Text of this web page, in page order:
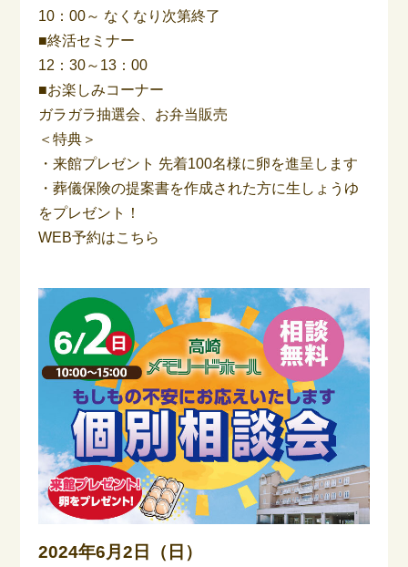
10：00～ なくなり次第終了
■終活セミナー
12：30～13：00
■お楽しみコーナー
ガラガラ抽選会、お弁当販売
＜特典＞
・来館プレゼント 先着100名様に卵を進呈します
・葬儀保険の提案書を作成された方に生しょうゆ
をプレゼント！
WEB予約はこちら
2024年6月2日（日）